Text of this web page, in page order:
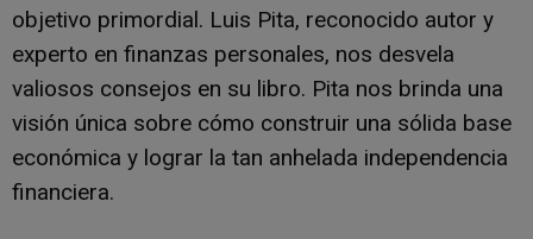
objetivo primordial. Luis Pita, reconocido autor y
experto en finanzas personales, nos desvela
valiosos consejos en su libro. Pita nos brinda una
visión única sobre cómo construir una sólida base
económica y lograr la tan anhelada independencia
financiera.